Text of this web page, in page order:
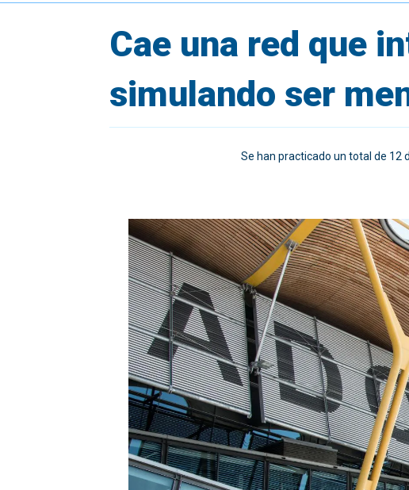
Cae una red que
simulando ser
Se han practicado un total de 12